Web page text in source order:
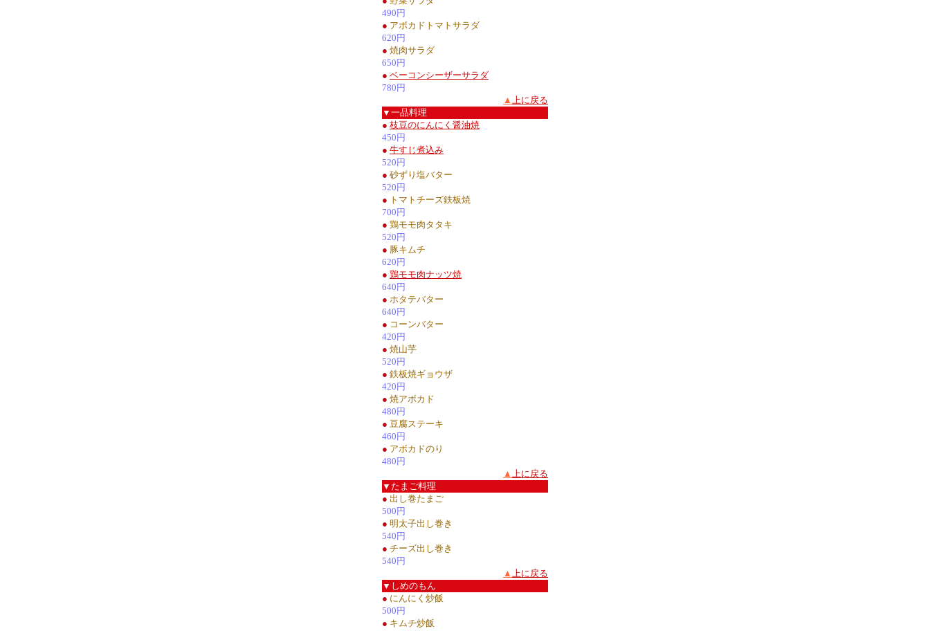
490円
● アボカドトマトサラダ
620円
● 焼肉サラダ
650円
● ベーコンシーザーサラダ
780円
▲ 上に戻る
▼一品料理
● 枝豆のにんにく醤油焼
450円
● 牛すじ煮込み
520円
● 砂ずり塩バター
520円
● トマトチーズ鉄板焼
700円
● 鶏モモ肉タタキ
520円
● 豚キムチ
620円
● 鶏モモ肉ナッツ焼
640円
● ホタテバター
640円
● コーンバター
420円
● 焼山芋
520円
● 鉄板焼ギョウザ
420円
● 焼アボカド
480円
● 豆腐ステーキ
460円
● アボカドのり
480円
▲ 上に戻る
▼たまご料理
● 出し巻たまご
500円
● 明太子出し巻き
540円
● チーズ出し巻き
540円
▲ 上に戻る
▼しめのもん
● にんにく炒飯
500円
● キムチ炒飯